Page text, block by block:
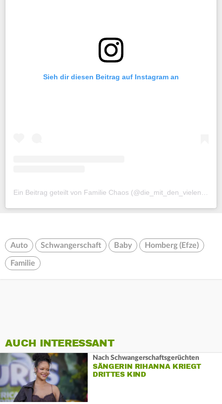
Sieh dir diesen Beitrag auf Instagram an
Auto Schwangerschaft Baby Homberg (Efze)
Familie
AUCH INTERESSANT
Nach Schwangerschaftsgerüchten
SÄNGERIN RIHANNA KRIEGT
DRITTES KIND